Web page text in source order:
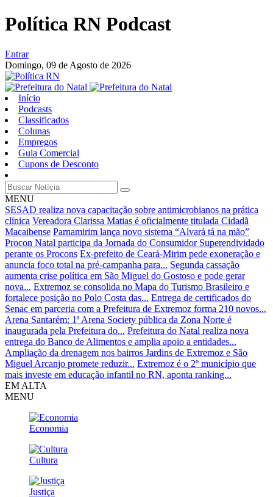
Política RN Podcast
Entrar
Domingo, 09 de Agosto de 2026
Início
Podcasts
Classificados
Colunas
Empregos
Guia Comercial
Cupons de Desconto
MENU
SESAD realiza nova capacitação sobre antimicrobianos na prática
clínica Vereadora Clarissa Matias é oficialmente titulada Cidadã
Macaibense Parnamirim lança novo sistema “Alvará tá na mão”
Procon Natal participa da Jornada do Consumidor Superendividado
perante os Procons Ex-prefeito de Ceará-Mirim pede exoneração e
anuncia foco total na pré-campanha para... Segunda cassação
aumenta crise política em São Miguel do Gostoso e pode gerar
nova... Extremoz se consolida no Mapa do Turismo Brasileiro e
fortalece posição no Polo Costa das... Entrega de certificados do
Senac em parceria com a Prefeitura de Extremoz forma 210 novos...
Arena Santarém: 1ª Arena Society pública da Zona Norte é
inaugurada pela Prefeitura do... Prefeitura do Natal realiza nova
entrega do Banco de Alimentos e amplia apoio a entidades...
Ampliação da drenagem nos bairros Jardins de Extremoz e São
Miguel Arcanjo promete reduzir... Extremoz é o 2º município que
mais investe em educação infantil no RN, aponta ranking...
EM ALTA
MENU
Economia
Cultura
Justiça